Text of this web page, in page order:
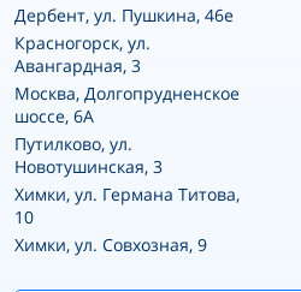
Дербент, ул. Пушкина, 46е
Красногорск, ул.
Авангардная, 3
Москва, Долгопрудненское
шоссе, 6А
Путилково, ул.
Новотушинская, 3
Химки, ул. Германа Титова,
10
Химки, ул. Совхозная, 9